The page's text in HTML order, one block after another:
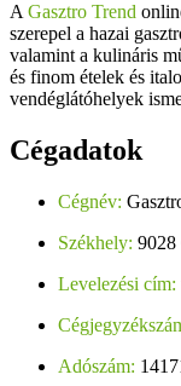
A Gasztro Trend
szerepel a hazai
valamint a kulináris
és finom ételek és
vendéglátóhelyek
Cégadatok
Cégnév:
Székhely: 9028
Levelezési cím:
Adószám: